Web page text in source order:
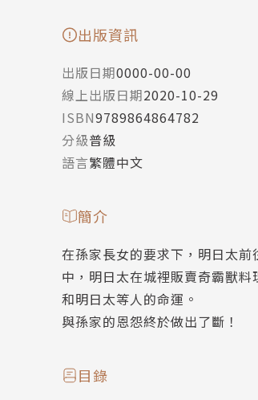
出版資訊
出版日期0000-00-00
線上出版日期2020-10-29
ISBN9789864864782
分級普級
語言繁體中文
簡介
在孫家長女的要求下，明日太
中，明日太在城裡販賣奇霸獸
和明日太等人的命運。
與孫家的恩怨終於做出了斷！
目錄